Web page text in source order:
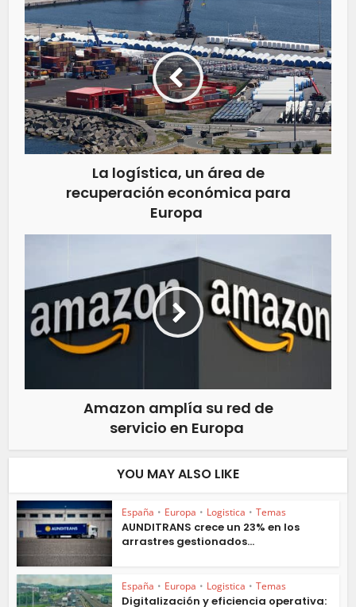
La logística, un área de
recuperación económica para
Europa
Amazon amplía su red de
servicio en Europa
YOU MAY ALSO LIKE
España • Europa • Logistica • Temas
AUNDITRANS crece un 23% en los
arrastres gestionados...
España • Europa • Logistica • Temas
Digitalización y eficiencia operativa: